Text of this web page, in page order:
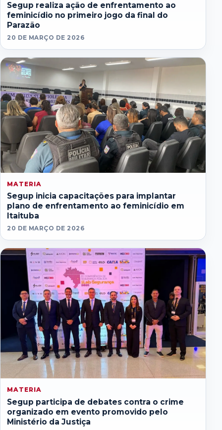
Segup realiza ação de enfrentamento ao
feminicídio no primeiro jogo da final do
Parazão
20 DE MARÇO DE 2026
MATERIA
Segup inicia capacitações para implantar
plano de enfrentamento ao feminicídio em
Itaituba
20 DE MARÇO DE 2026
MATERIA
Segup participa de debates contra o crime
organizado em evento promovido pelo
Ministério da Justiça